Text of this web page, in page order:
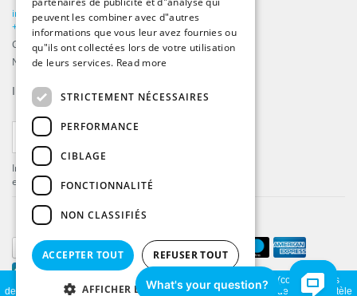
info@beachflags.com
+31 (0) 85 401 4648
Chambre de commerce: 92559840
Numéro de TVA: NL866099657B01
Inscrivez-vous à notrefil d’actualité
Inscrivez-vous pour recevoir les dernières offres
et mises à jour .
En visitant notre site, vous acceptez l'utilisation des témoins (cookies). Ces
derniers nous permettent de mieux comprendre la provenance de notre clientèle
peuvent les combiner avec d"autres
informations que vous leur avez fournies ou
qu"ils ont collectées lors de votre utilisation
de leurs services. Read more
STRICTEMENT NÉCESSAIRES
PERFORMANCE
CIBLAGE
FONCTIONNALITÉ
NON CLASSIFIÉS
ACCEPTER TOUT REFUSER TOUT
AFFICHER LES DÉTAILS